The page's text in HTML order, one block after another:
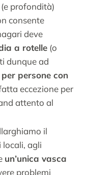
profondità)
consente
deve
a rotelle (o
dunque ad
persone con
eccezione per
attento al
il
locali, agli
un’unica vasca
problemi